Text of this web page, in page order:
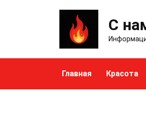
С
Главная Красота